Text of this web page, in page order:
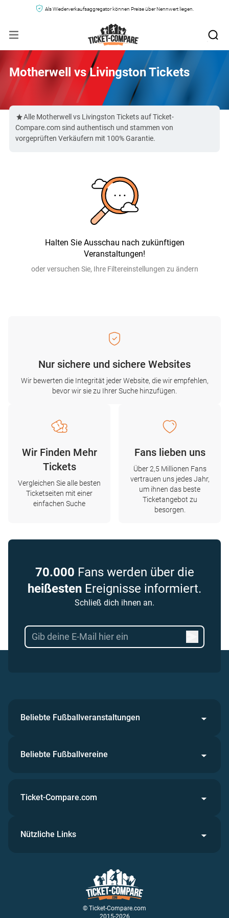
Als Wiederverkaufsaggregator können Preise über Nennwert liegen.
Motherwell vs Livingston Tickets
Alle Motherwell vs Livingston Tickets auf Ticket-
Compare.com sind authentisch und stammen von
vorgeprüften Verkäufern mit 100% Garantie.
Halten Sie Ausschau nach zukünftigen
Veranstaltungen!
oder versuchen Sie, Ihre Filtereinstellungen zu ändern
Nur sichere und sichere Websites
Wir bewerten die Integrität jeder Website, die wir empfehlen,
bevor wir sie zu Ihrer Suche hinzufügen.
Wir Finden Mehr
Tickets
Vergleichen Sie alle besten
Ticketseiten mit einer
einfachen Suche
Fans lieben uns
Über 2,5 Millionen Fans
vertrauen uns jedes Jahr,
um ihnen das beste
Ticketangebot zu
besorgen.
70.000 Fans werden über die
heißesten Ereignisse informiert.
Schließ dich ihnen an.
Beliebte Fußballveranstaltungen
Beliebte Fußballvereine
© Ticket-Compare.com
2015-2026
Ticket-Compare.com
Nützliche Links